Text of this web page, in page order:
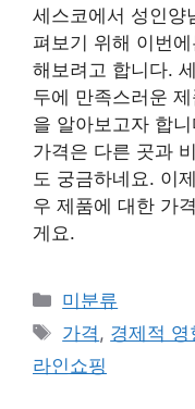
세스코에서 성인양
펴보기 위해 이번
해보려고 합니다.
두에 만족스러운
을 알아보고자 합
가격은 다른 곳과
도 궁금하네요. 이
우 제품에 대한 가
게요.
Categories
미분류
Tags
가격 , 경제적 영
라인쇼핑